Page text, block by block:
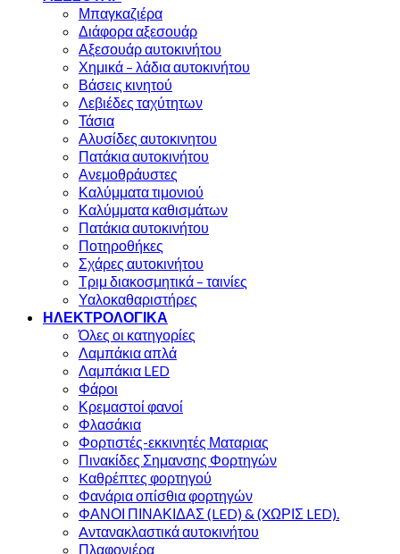
Μπαγκαζιέρα
Διάφορα αξεσουάρ
Αξεσουάρ αυτοκινήτου
Χημικά – λάδια αυτοκινήτου
Βάσεις κινητού
Λεβιέδες ταχύτητων
Τάσια
Αλυσίδες αυτοκινητου
Πατάκια αυτοκινήτου
Ανεμοθράυστες
Καλύμματα τιμονιού
Καλύμματα καθισμάτων
Πατάκια αυτοκινήτου
Ποτηροθήκες
Σχάρες αυτοκινήτου
Τριμ διακοσμητικά – ταινίες
Υαλοκαθαριστήρες
ΗΛΕΚΤΡΟΛΟΓΙΚΑ
Όλες οι κατηγορίες
Λαμπάκια απλά
Λαμπάκια LED
Φάροι
Κρεμαστοί φανοί
Φλασάκια
Φορτιστές-εκκινητές Ματαριας
Πινακίδες Σημανσης Φορτηγών
Kαθρέπτες φορτηγού
Φανάρια οπίσθια φορτηγών
ΦΑΝΟΙ ΠΙΝΑΚΙΔΑΣ (LED) & (XΩΡΙΣ LED).
Aντανακλαστικά αυτοκινήτου
Πλαφονιέρα